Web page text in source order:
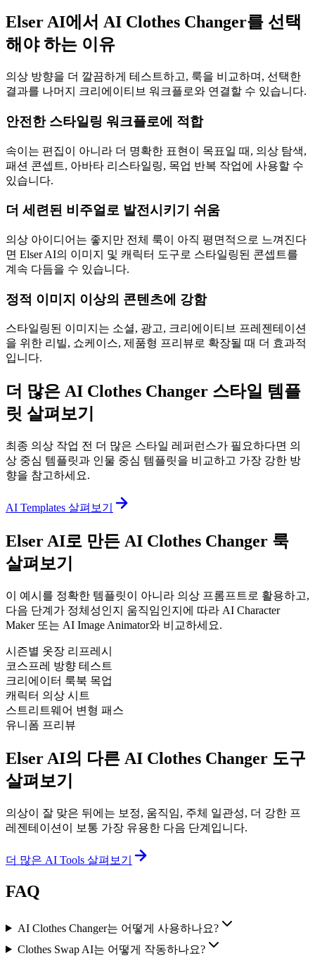
Elser AI에서 AI Clothes Changer를 선택
해야 하는 이유
의상 방향을 더 깔끔하게 테스트하고, 룩을 비교하며, 선택한
결과를 나머지 크리에이티브 워크플로와 연결할 수 있습니다.
안전한 스타일링 워크플로에 적합
속이는 편집이 아니라 더 명확한 표현이 목표일 때, 의상 탐색,
패션 콘셉트, 아바타 리스타일링, 목업 반복 작업에 사용할 수
있습니다.
더 세련된 비주얼로 발전시키기 쉬움
의상 아이디어는 좋지만 전체 룩이 아직 평면적으로 느껴진다
면 Elser AI의 이미지 및 캐릭터 도구로 스타일링된 콘셉트를
계속 다듬을 수 있습니다.
정적 이미지 이상의 콘텐츠에 강함
스타일링된 이미지는 소셜, 광고, 크리에이티브 프레젠테이션
을 위한 리빌, 쇼케이스, 제품형 프리뷰로 확장될 때 더 효과적
입니다.
더 많은 AI Clothes Changer 스타일 템플
릿 살펴보기
최종 의상 작업 전 더 많은 스타일 레퍼런스가 필요하다면 의
상 중심 템플릿과 인물 중심 템플릿을 비교하고 가장 강한 방
향을 참고하세요.
AI Templates 살펴보기
Elser AI로 만든 AI Clothes Changer 룩
살펴보기
이 예시를 정확한 템플릿이 아니라 의상 프롬프트로 활용하고,
다음 단계가 정체성인지 움직임인지에 따라 AI Character
Maker 또는 AI Image Animator와 비교하세요.
시즌별 옷장 리프레시
코스프레 방향 테스트
크리에이터 룩북 목업
캐릭터 의상 시트
스트리트웨어 변형 패스
유니폼 프리뷰
Elser AI의 다른 AI Clothes Changer 도구
살펴보기
의상이 잘 맞은 뒤에는 보정, 움직임, 주체 일관성, 더 강한 프
레젠테이션이 보통 가장 유용한 다음 단계입니다.
더 많은 AI Tools 살펴보기
FAQ
AI Clothes Changer는 어떻게 사용하나요?
Clothes Swap AI는 어떻게 작동하나요?